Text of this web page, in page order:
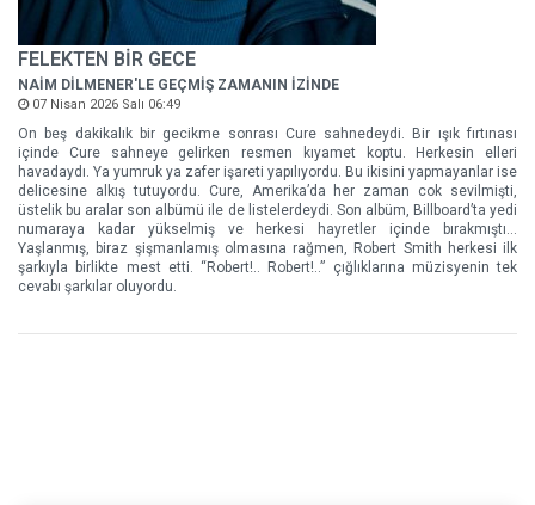
FELEKTEN BİR GECE
NAİM DİLMENER'LE GEÇMİŞ ZAMANIN İZİNDE
07 Nisan 2026 Salı 06:49
On beş dakikalık bir gecikme sonrası Cure sahnedeydi. Bir ışık fırtınası
içinde Cure sahneye gelirken resmen kıyamet koptu. Herkesin elleri
havadaydı. Ya yumruk ya zafer işareti yapılıyordu. Bu ikisini yapmayanlar ise
delicesine alkış tutuyordu. Cure, Amerika’da her zaman cok sevilmişti,
üstelik bu aralar son albümü ile de listelerdeydi. Son albüm, Billboard’ta yedi
numaraya kadar yükselmiş ve herkesi hayretler içinde bırakmıştı…
Yaşlanmış, biraz şişmanlamış olmasına rağmen, Robert Smith herkesi ilk
şarkıyla birlikte mest etti. “Robert!.. Robert!..” çığlıklarına müzisyenin tek
cevabı şarkılar oluyordu.